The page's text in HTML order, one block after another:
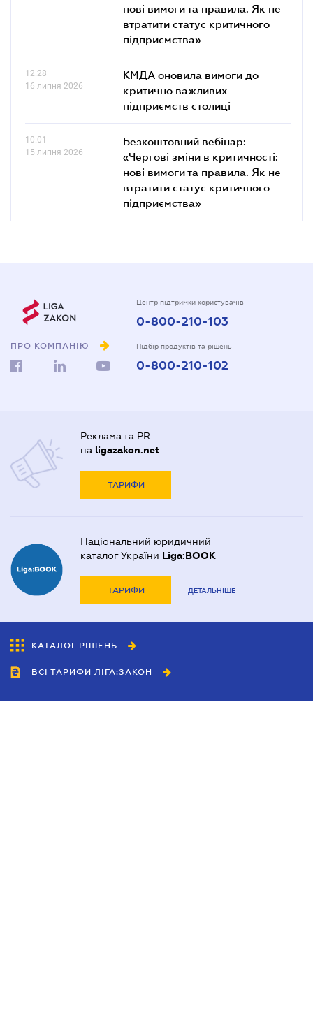
нові вимоги та правила. Як не
втратити статус критичного
підприємства»
12.28
16 липня 2026
КМДА оновила вимоги до
критично важливих
підприємств столиці
10.01
15 липня 2026
Безкоштовний вебінар:
«Чергові зміни в критичності:
нові вимоги та правила. Як не
втратити статус критичного
підприємства»
ПРО КОМПАНІЮ
Центр підтримки користувачів
0-800-210-103
Підбір продуктів та рішень
0-800-210-102
Реклама та PR
на ligazakon.net
ТАРИФИ
Національний юридичний
каталог України Liga:BOOK
ТАРИФИ ДЕТАЛЬНІШЕ
КАТАЛОГ РІШЕНЬ
ВСІ ТАРИФИ ЛІГА:ЗАКОН